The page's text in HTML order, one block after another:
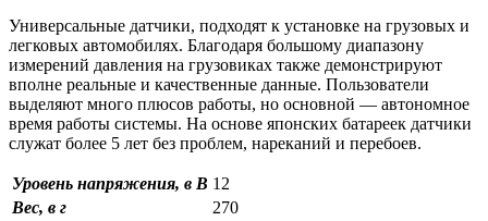
Универсальные датчики, подходят к установке на грузовых и
легковых автомобилях. Благодаря большому диапазону
измерений давления на грузовиках также демонстрируют
вполне реальные и качественные данные. Пользователи
выделяют много плюсов работы, но основной — автономное
время работы системы. На основе японских батареек датчики
служат более 5 лет без проблем, нареканий и перебоев.
Уровень напряжения, в В 12
Вес, в г
270